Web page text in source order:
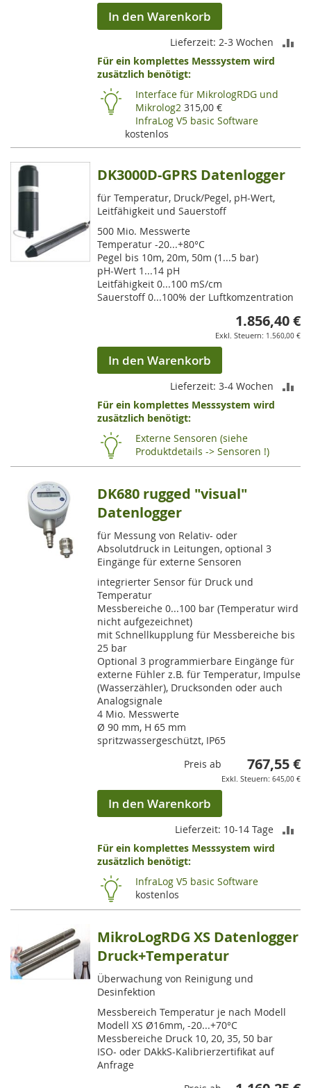
In den Warenkorb
Lieferzeit: 2-3 Wochen
Für ein komplettes Messsystem wird
zusätzlich benötigt:
Interface für MikrologRDG und
Mikrolog2 315,00 €
InfraLog V5 basic Software
kostenlos
DK3000D-GPRS Datenlogger
für Temperatur, Druck/Pegel, pH-Wert,
Leitfähigkeit und Sauerstoff
500 Mio. Messwerte
Temperatur -20...+80°C
Pegel bis 10m, 20m, 50m (1...5 bar)
pH-Wert 1...14 pH
Leitfähigkeit 0...100 mS/cm
Sauerstoff 0...100% der Luftkomzentration
1.856,40 €
1.560,00 €
In den Warenkorb
Lieferzeit: 3-4 Wochen
Für ein komplettes Messsystem wird
zusätzlich benötigt:
Externe Sensoren (siehe
Produktdetails -> Sensoren !)
DK680 rugged "visual"
Datenlogger
für Messung von Relativ- oder
Absolutdruck in Leitungen, optional 3
Eingänge für externe Sensoren
integrierter Sensor für Druck und
Temperatur
Messbereiche 0...100 bar (Temperatur wird
nicht aufgezeichnet)
mit Schnellkupplung für Messbereiche bis
25 bar
Optional 3 programmierbare Eingänge für
externe Fühler z.B. für Temperatur, Impulse
(Wasserzähler), Drucksonden oder auch
Analogsignale
4 Mio. Messwerte
Ø 90 mm, H 65 mm
spritzwassergeschützt, IP65
767,55 €
645,00 €
Preis ab
In den Warenkorb
Lieferzeit: 10-14 Tage
Für ein komplettes Messsystem wird
zusätzlich benötigt:
InfraLog V5 basic Software
kostenlos
MikroLogRDG XS Datenlogger
Druck+Temperatur
Überwachung von Reinigung und
Desinfektion
Messbereich Temperatur je nach Modell
Modell XS Ø16mm, -20...+70°C
Messbereiche Druck 10, 20, 35, 50 bar
ISO- oder DAkkS-Kalibrierzertifikat auf
Anfrage